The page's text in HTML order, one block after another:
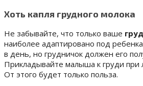
Хоть капля грудного молока
Не забывайте, что только ваше
наиболее адаптировано под
в день, но грудничок должен его
Прикладывайте малыша к груди при
От этого будет только польза.